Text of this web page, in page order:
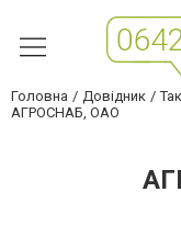
Головна Довідник
АГРОСНАБ, ОАО